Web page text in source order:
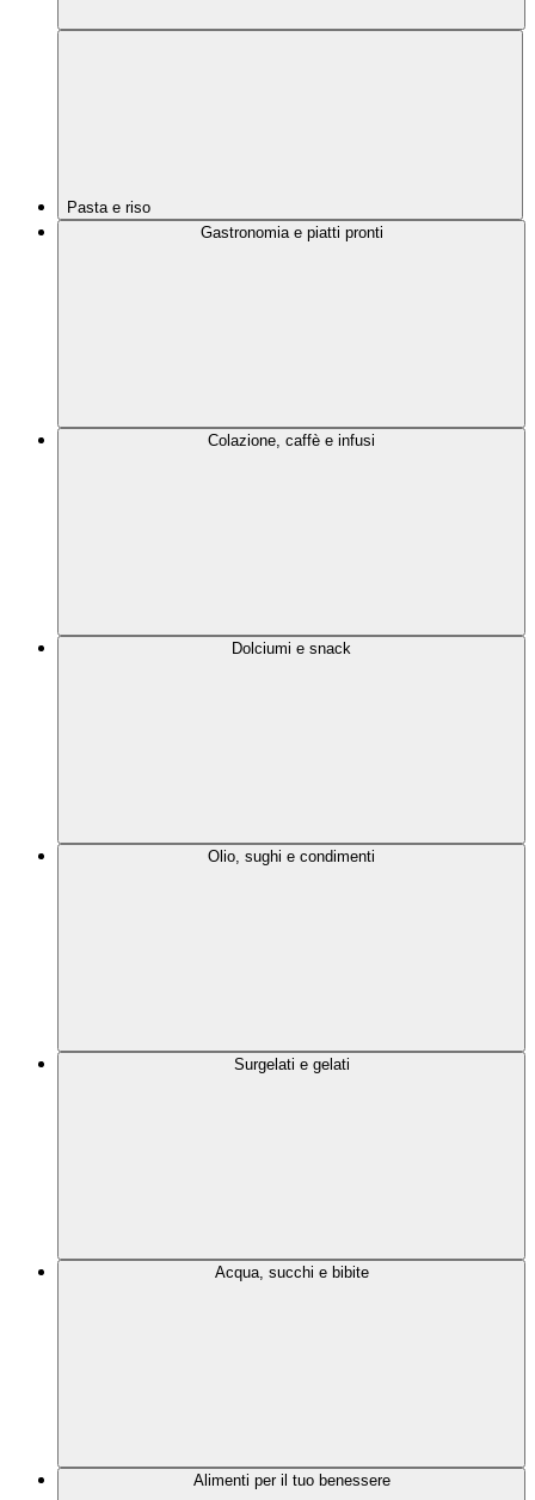
Pasta e riso
Gastronomia e piatti pronti
Colazione, caffè e infusi
Dolciumi e snack
Olio, sughi e condimenti
Surgelati e gelati
Acqua, succhi e bibite
Alimenti per il tuo benessere